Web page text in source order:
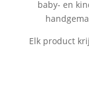
baby- en
Elk product